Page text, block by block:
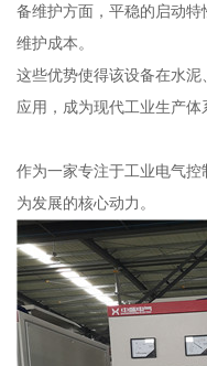
备维护方面，平稳的启动
维护成本。
这些优势使得该设备在水
应用，成为现代工业生产体
作为一家专注于工业电气
为发展的核心动力。